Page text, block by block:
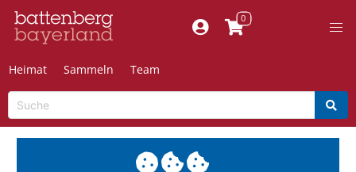
Heimat Sammeln Team